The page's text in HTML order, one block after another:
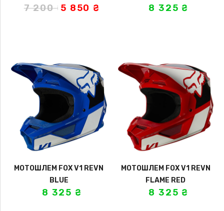
7 200₴ 5 850 ₴ 8 325₴
МОТОШЛЕМ FOX V1 REVN
BLUE
8 325 ₴
МОТОШЛЕМ FOX V1 REVN
FLAME RED
8 325₴